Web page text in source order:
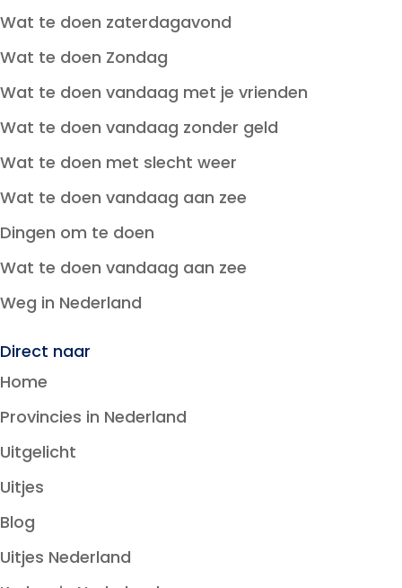
Wat te doen zaterdagavond
Wat te doen Zondag
Wat te doen vandaag met je vrienden
Wat te doen vandaag zonder geld
Wat te doen met slecht weer
Wat te doen vandaag aan zee
Dingen om te doen
Wat te doen vandaag aan zee
Weg in Nederland
Direct naar
Home
Provincies in Nederland
Uitgelicht
Uitjes
Blog
Uitjes Nederland